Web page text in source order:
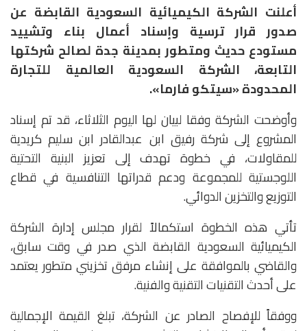
أعلنت الشركة الكيميائية السعودية القابضة عن
صدور قرار ترسية وإسناد أعمال بناء وتشييد
مستودع حديث ومتطور بمدينة جدة لصالح شركتها
التابعة، الشركة السعودية العالمية للتجارة
المحدودة «سيتكو فارما».
وأوضحت الشركة وفقا لبيان لها اليوم الثلاثاء، قد تم إسناد
المشروع إلى شركة رفيق ابن عبدالقادر ابن سليم كريدية
للمقاولات، في خطوة تهدف إلى تعزيز البنية التحتية
اللوجستية للمجموعة ودعم قدراتها التنافسية في قطاع
التوزيع والتخزين الدوائي.
تأتي هذه الخطوة استكمالاً لقرار مجلس إدارة الشركة
الكيميائية السعودية القابضة الذي صدر في وقت سابق،
والقاضي بالموافقة على إنشاء مرفق تخزيني متطور يعتمد
على أحدث التقنيات التقنية والفنية.
ووفقاً للإفصاح الصادر عن الشركة، تبلغ القيمة الإجمالية